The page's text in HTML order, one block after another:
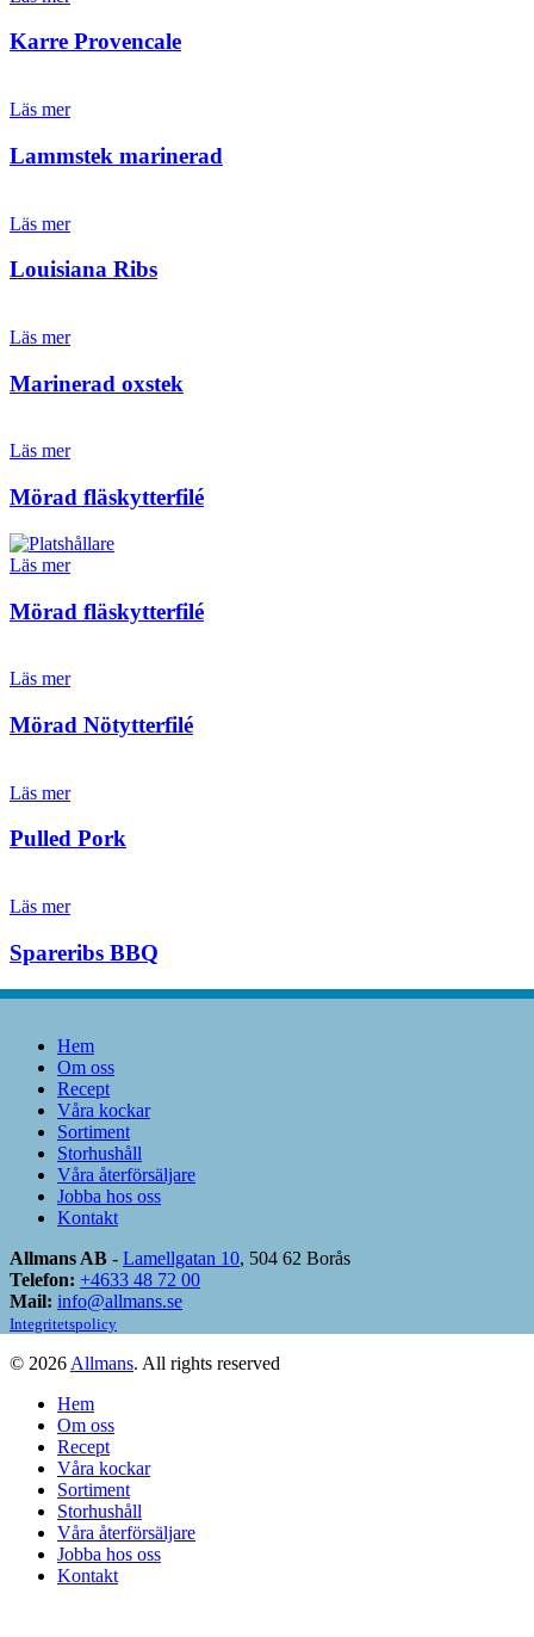
Karre Provencale
Läs mer
Lammstek marinerad
Läs mer
Louisiana Ribs
Läs mer
Marinerad oxstek
Läs mer
Mörad fläskytterfilé
Läs mer
Mörad fläskytterfilé
Läs mer
Mörad Nötytterfilé
Läs mer
Pulled Pork
Läs mer
Spareribs BBQ
Hem
Om oss
Recept
Våra kockar
Sortiment
Storhushåll
Våra återförsäljare
Jobba hos oss
Kontakt
Allmans AB - Lamellgatan 10, 504 62 Borås
Telefon: +4633 48 72 00
Mail: info@allmans.se
Integritetspolicy
© 2026 Allmans. All rights reserved
Hem
Om oss
Recept
Våra kockar
Sortiment
Storhushåll
Våra återförsäljare
Jobba hos oss
Kontakt